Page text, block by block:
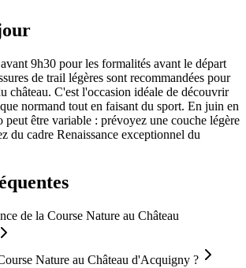
9h30 pour les formalités avant le départ
de trail légères sont recommandées pour
château. C'est l'occasion idéale de découvrir
normand tout en faisant du sport. En juin en
peut être variable : prévoyez une couche légère
du cadre Renaissance exceptionnel du
de la Course Nature au Château
Nature au Château d'Acquigny ?